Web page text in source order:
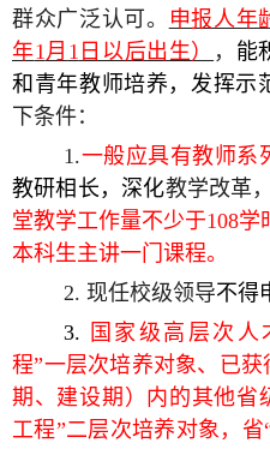
群众广泛认可。
申报人年
年1月 1 日以后出生） ， 能
和青年教师培养，发挥示
下条件：
1.一般应具有教师系
教研相长，深化教学改革，
堂教学工作量不少于108学
本科生主讲一门课程。
2. 现任校级领导不得
3. 国家级高层次
程”一层次培养对象、已
期、建设期）内的其他省
工程”二层次培养对象，省